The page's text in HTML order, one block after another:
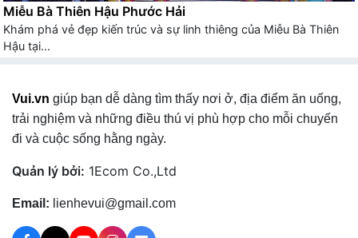
Miễu Bà Thiên Hậu Phước Hải
Khám phá vẻ đẹp kiến trúc và sự linh thiêng của Miễu Bà Thiên
Hậu tại...
Vui.vn giúp bạn dễ dàng tìm thấy nơi ở, địa điểm ăn uống,
trải nghiệm và những điều thú vị phù hợp cho mỗi chuyến
đi và cuộc sống hằng ngày.
Quản lý bởi: 1Ecom Co.,Ltd
Email: lienhevui@gmail.com